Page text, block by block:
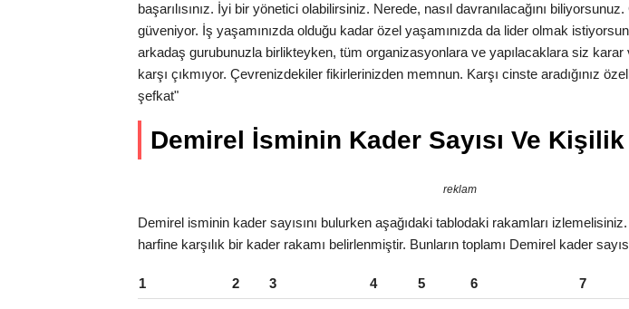
başarılısınız. İyi bir yönetici olabilirsiniz. Nerede, nasıl davranılacağını
güveniyor. İş yaşamınızda olduğu kadar özel yaşamınızda da lider olmak
arkadaş gurubunuzla birlikteyken, tüm organizasyonlara ve yapılacaklara siz
karşı çıkmıyor. Çevrenizdekiler fikirlerinizden memnun. Karşı cinste aradığınız
şefkat"
Demirel İsminin Kader Sayısı Ve
reklam
Demirel isminin kader sayısını bulurken aşağıdaki tablodaki rakamları
harfine karşılık bir kader rakamı belirlenmiştir. Bunların toplamı Demirel kader
1 2 3 4 5 6 7